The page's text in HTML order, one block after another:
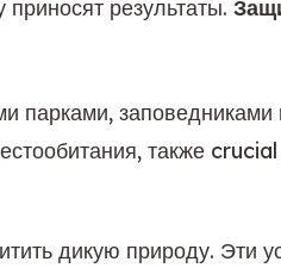
результаты.
парками, заповедниками
также
дикую природу. Эти